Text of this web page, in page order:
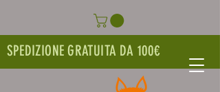
SPEDIZIONE GRATUITA DA 100€